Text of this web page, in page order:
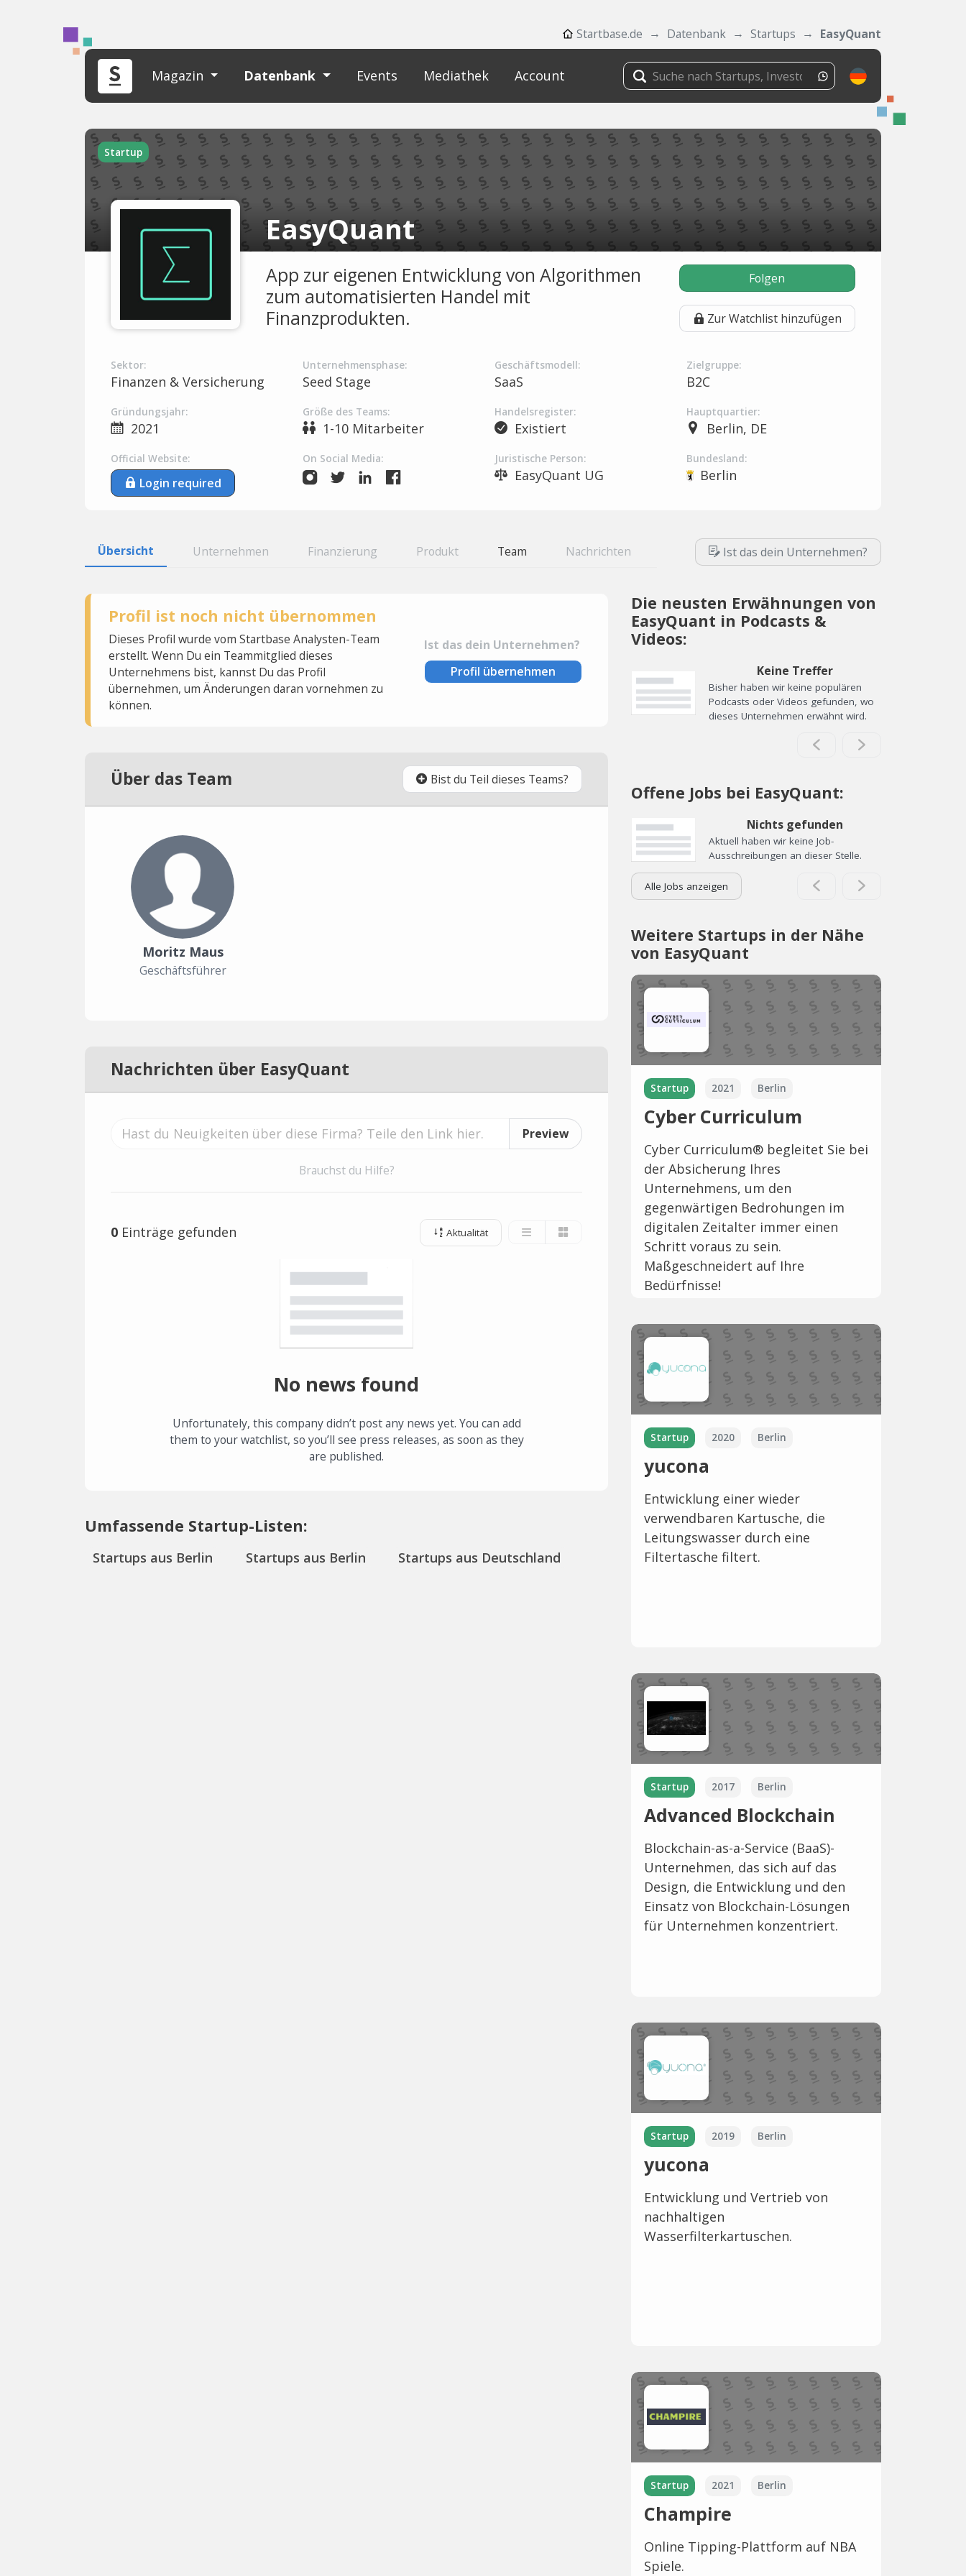
Startbase.de Datenbank Startups EasyQuant
Magazin Datenbank Events Mediathek Account
Startup
EasyQuant
App zur eigenen Entwicklung von Algorithmen
zum automatisierten Handel mit
Finanzprodukten.
Folgen
Zur Watchlist hinzufügen
Sektor:
Finanzen & Versicherung
Unternehmensphase:
Seed Stage
Geschäftsmodell:
SaaS
Zielgruppe:
B2C
Gründungsjahr:
2021
Größe des Teams:
1-10 Mitarbeiter
Handelsregister:
Existiert
Hauptquartier:
Berlin, DE
Official Website:
Login required
On Social Media: Juristische Person:
EasyQuant UG
Bundesland:
Berlin
Übersicht Unternehmen Finanzierung Produkt Team Nachrichten Ist das dein Unternehmen?
Profil ist noch nicht übernommen
Dieses Profil wurde vom Startbase Analysten-Team
erstellt. Wenn Du ein Teammitglied dieses
Unternehmens bist, kannst Du das Profil
übernehmen, um Änderungen daran vornehmen zu
können.
Ist das dein Unternehmen?
Profil übernehmen
Über das Team Bist du Teil dieses Teams?
Moritz Maus
Geschäftsführer
Nachrichten über EasyQuant
Preview
Brauchst du Hilfe?
0 Einträge gefunden Aktualität
No news found
Unfortunately, this company didn’t post any news yet. You can add
them to your watchlist, so you’ll see press releases, as soon as they
are published.
Umfassende Startup-Listen:
Startups aus Berlin Startups aus Berlin Startups aus Deutschland
Die neusten Erwähnungen von
EasyQuant in Podcasts &
Videos:
Keine Treffer
Bisher haben wir keine populären
Podcasts oder Videos gefunden, wo
dieses Unternehmen erwähnt wird.
Offene Jobs bei EasyQuant:
Nichts gefunden
Aktuell haben wir keine Job-
Ausschreibungen an dieser Stelle.
Alle Jobs anzeigen
Weitere Startups in der Nähe
von EasyQuant
Startup 2021 Berlin
Cyber Curriculum
Cyber Curriculum® begleitet Sie bei
der Absicherung Ihres
Unternehmens, um den
gegenwärtigen Bedrohungen im
digitalen Zeitalter immer einen
Schritt voraus zu sein.
Maßgeschneidert auf Ihre
Bedürfnisse!
Startup 2020 Berlin
yucona
Entwicklung einer wieder
verwendbaren Kartusche, die
Leitungswasser durch eine
Filtertasche filtert.
Startup 2017 Berlin
Advanced Blockchain
Blockchain-as-a-Service (BaaS)-
Unternehmen, das sich auf das
Design, die Entwicklung und den
Einsatz von Blockchain-Lösungen
für Unternehmen konzentriert.
Startup 2019 Berlin
yucona
Entwicklung und Vertrieb von
nachhaltigen
Wasserfilterkartuschen.
Startup 2021 Berlin
Champire
Online Tipping-Plattform auf NBA
Spiele.